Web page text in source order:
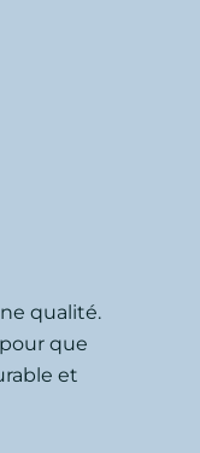
qualité.
que
et